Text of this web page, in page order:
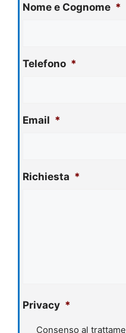
Nome e Cognome *
Telefono *
Email *
Richiesta *
Privacy *
Consenso al